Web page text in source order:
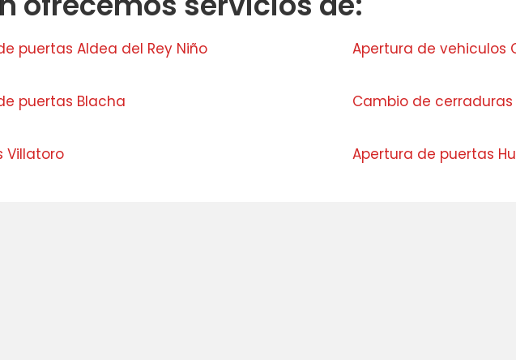
puertas Aldea del Rey Niño Apertura de vehiculos
puertas Blacha Cambio de
Villatoro Apertura de puertas